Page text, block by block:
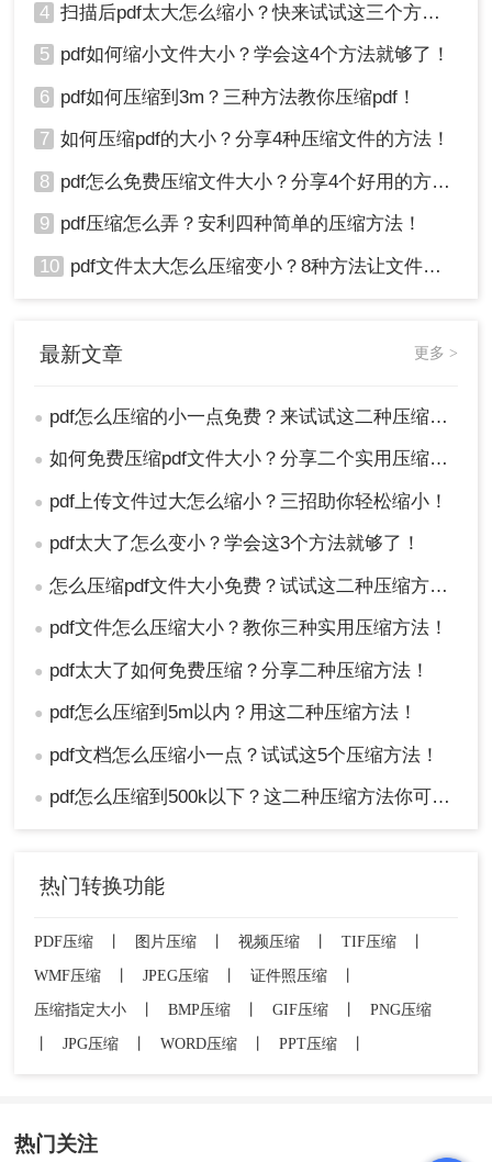
4 扫描后pdf太大怎么缩小？快来试试这三个方法！
5 pdf如何缩小文件大小？学会这4个方法就够了！
6 pdf如何压缩到3m？三种方法教你压缩pdf！
7 如何压缩pdf的大小？分享4种压缩文件的方法！
8 pdf怎么免费压缩文件大小？分享4个好用的方法，简单又快捷！
9 pdf压缩怎么弄？安利四种简单的压缩方法！
10 pdf文件太大怎么压缩变小？8种方法让文件轻松"瘦身"！
最新文章 更多 >
● pdf怎么压缩的小一点免费？来试试这二种压缩方法！
● 如何免费压缩pdf文件大小？分享二个实用压缩方法！
● pdf上传文件过大怎么缩小？三招助你轻松缩小！
● pdf太大了怎么变小？学会这3个方法就够了！
● 怎么压缩pdf文件大小免费？试试这二种压缩方法！
● pdf文件怎么压缩大小？教你三种实用压缩方法！
● pdf太大了如何免费压缩？分享二种压缩方法！
● pdf怎么压缩到5m以内？用这二种压缩方法！
● pdf文档怎么压缩小一点？试试这5个压缩方法！
● pdf怎么压缩到500k以下？这二种压缩方法你可以轻松学会！
热门转换功能
PDF压缩 图片压缩 视频压缩 TIF压缩
WMF压缩
JPEG压缩 证件照压缩
压缩指定大小
BMP压缩 GIF压缩
PNG压缩
JPG压缩 WORD压缩 PPT压缩
热门关注